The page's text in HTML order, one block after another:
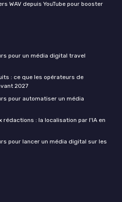
WAV depuis YouTube pour booster
pour un média digital travel
: ce que les opérateurs de
2027
pour automatiser un média
rédactions : la localisation par l'IA en
pour lancer un média digital sur les